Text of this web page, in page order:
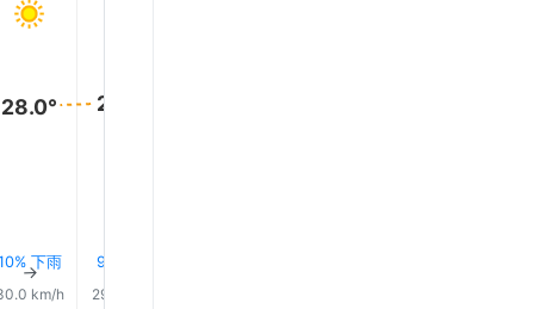
28.0°
下雨
↑
km/h
28.0°
9% 下雨
29.0 km/h